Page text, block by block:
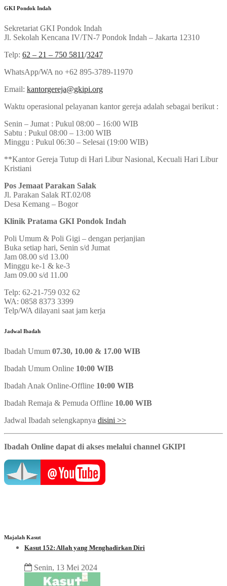
GKI Pondok Indah
Sekretariat GKI Pondok Indah
Jl. Sekolah Kencana IV/TN-7 Pondok Indah – Jakarta 12310
Telp: 62 – 21 – 750 5811/3247
WhatsApp/WA no +62 895-3789-11970
Email: kantorgereja@gkipi.org
Waktu operasional pelayanan kantor gereja adalah sebagai berikut :
Senin – Jumat : Pukul 08:00 – 16:00 WIB
Sabtu : Pukul 08:00 – 13:00 WIB
Minggu : Pukul 06:30 – Selesai (19:00 WIB)
**Kantor Gereja Tutup di Hari Libur Nasional, Kecuali Hari Libur
Kristiani
Pos Jemaat Parakan Salak
Jl. Parakan Salak RT.02/08
Desa Kemang – Bogor
Klinik Pratama GKI Pondok Indah
Poli Umum & Poli Gigi – dengan perjanjian
Buka setiap hari, Senin s/d Jumat
Jam 08.00 s/d 13.00
Minggu ke-1 & ke-3
Jam 09.00 s/d 11.00
Telp: 62-21-759 032 62
WA: 0858 8373 3399
Telp/WA dilayani saat jam kerja
Jadwal Ibadah
Ibadah Umum 07.30, 10.00 & 17.00 WIB
Ibadah Umum Online 10:00 WIB
Ibadah Anak Online-Offline 10:00 WIB
Ibadah Remaja & Pemuda Offline 10.00 WIB
Jadwal Ibadah selengkapnya disini >>
Ibadah Online dapat di akses melalui channel GKIPI
Majalah Kasut
Kasut 152: Allah yang Menghadirkan Diri
Senin, 13 Mei 2024